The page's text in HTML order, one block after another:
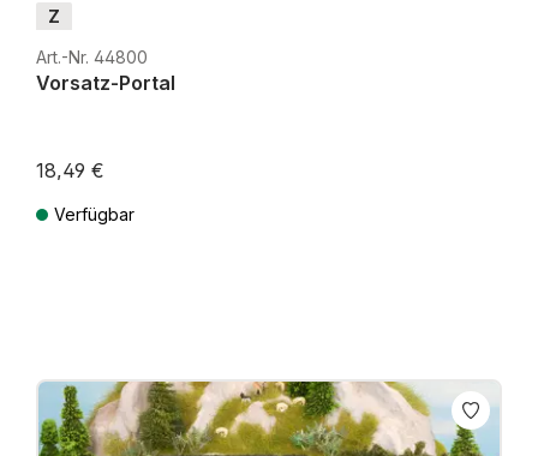
Z
Art.-Nr. 44800
Vorsatz-Portal
18,49 €
Verfügbar